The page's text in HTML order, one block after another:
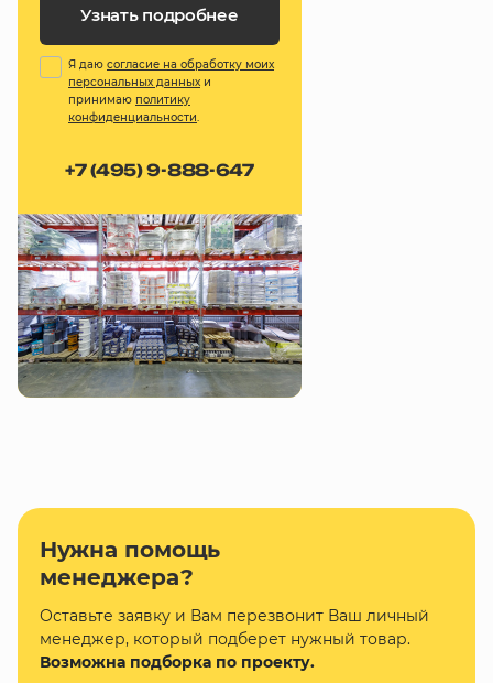
Узнать подробнее
Я даю согласие на обработку моих
персональных данных и
принимаю политику
конфиденциальности.
+7 (495) 9-888-647
Нужна помощь
менеджера?
Оставьте заявку и Вам перезвонит Ваш личный
менеджер, который подберет нужный товар.
Возможна подборка по проекту.